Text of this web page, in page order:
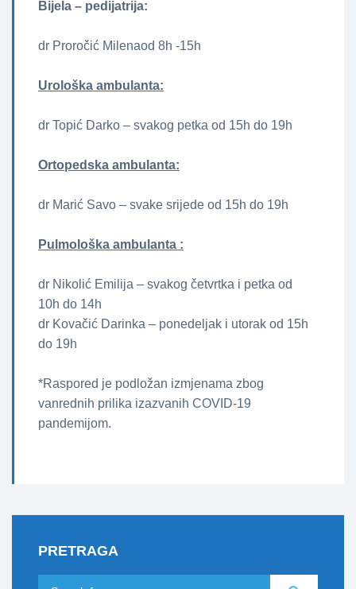
Bijela – pedijatrija:
dr Proročić Milenaod 8h -15h
Urološka ambulanta:
dr Topić Darko – svakog petka od 15h do 19h
Ortopedska ambulanta:
dr Marić Savo – svake srijede od 15h do 19h
Pulmološka ambulanta :
dr Nikolić Emilija – svakog četvrtka i petka od
10h do 14h
dr Kovačić Darinka – ponedeljak i utorak od 15h
do 19h
*Raspored je podložan izmjenama zbog
vanrednih prilika izazvanih COVID-19
pandemijom.
PRETRAGA